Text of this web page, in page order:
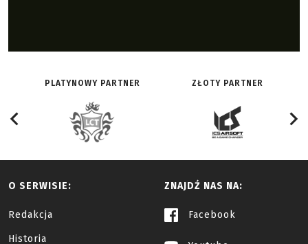
PLATYNOWY PARTNER ZŁOTY PARTNER
O SERWISIE:
Redakcja
Historia
ZNAJDŹ NAS NA:
Facebook